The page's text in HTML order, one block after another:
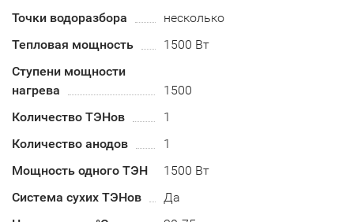
Точки водоразбора
несколько
Тепловая мощность
1500 Вт
Ступени мощности
нагрева
1500
Количество ТЭНов
1
Количество анодов
1
Мощность одного ТЭН
1500 Вт
Система сухих ТЭНов
Да